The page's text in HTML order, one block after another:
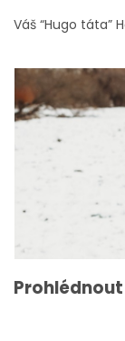
Váš “Hugo táta”